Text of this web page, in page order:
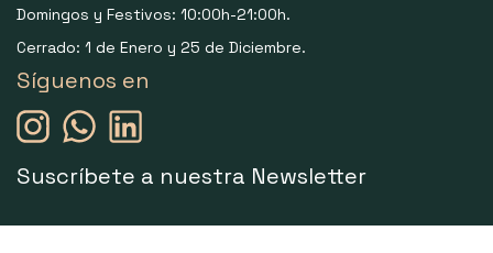
Domingos y Festivos: 10:00h-21:00h.
Cerrado: 1 de Enero y 25 de Diciembre.
Síguenos en
Suscríbete a nuestra Newsletter